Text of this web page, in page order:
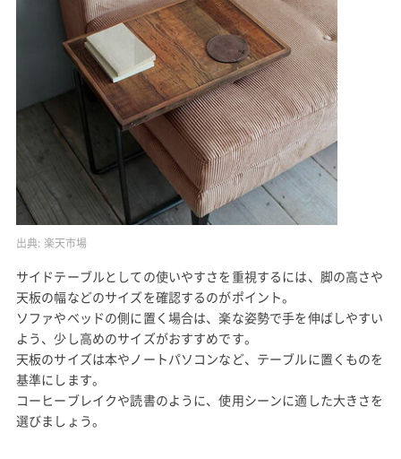
出典: 楽天市場
サイドテーブルとしての使いやすさを重視するには、脚の高さや
天板の幅などのサイズを確認するのがポイント。
ソファやベッドの側に置く場合は、楽な姿勢で手を伸ばしやすい
よう、少し高めのサイズがおすすめです。
天板のサイズは本やノートパソコンなど、テーブルに置くものを
基準にします。
コーヒーブレイクや読書のように、使用シーンに適した大きさを
選びましょう。